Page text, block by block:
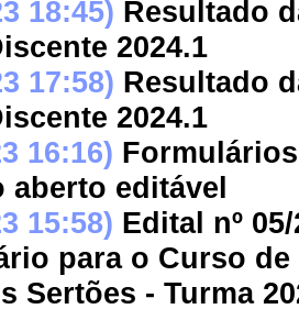
18:45) Resultado
2024.1
17:58) Resultado
2024.1
16:16) Formulários
aberto editável
15:58) Edital nº
para o Curso
Sertões - Turma